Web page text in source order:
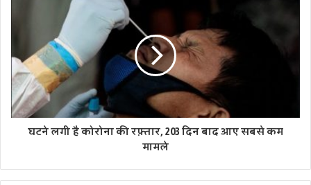
घटने लगी है कोरोना की रफ़्तार, 203 दिन बाद आए सबसे कम
मामले